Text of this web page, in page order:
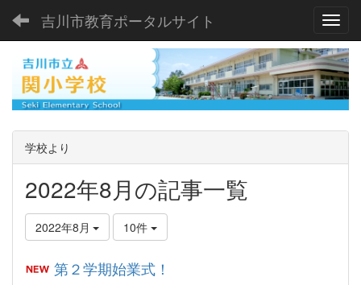
吉川市教育ポータルサイト
学校より
2022年8月の記事一覧
2022年8月 10件
第２学期始業式！